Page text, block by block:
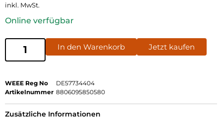
inkl. MwSt.
Online verfügbar
In den Warenkorb Jetzt kaufen
WEEE Reg No
DE57734404
Artikelnummer 8806095850580
Zusätzliche Informationen